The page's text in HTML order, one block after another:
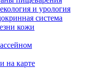
и урология
система
кожи
на карте